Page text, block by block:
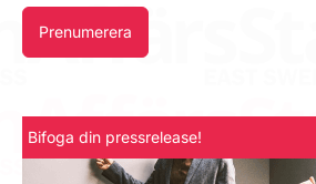
Prenumerera
Bifoga din pressrelease!